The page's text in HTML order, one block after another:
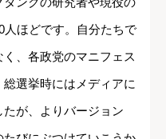
ほどです。自分たちで
、各政党のマニフェス
選挙時にはメディアに
が、よりバージョン